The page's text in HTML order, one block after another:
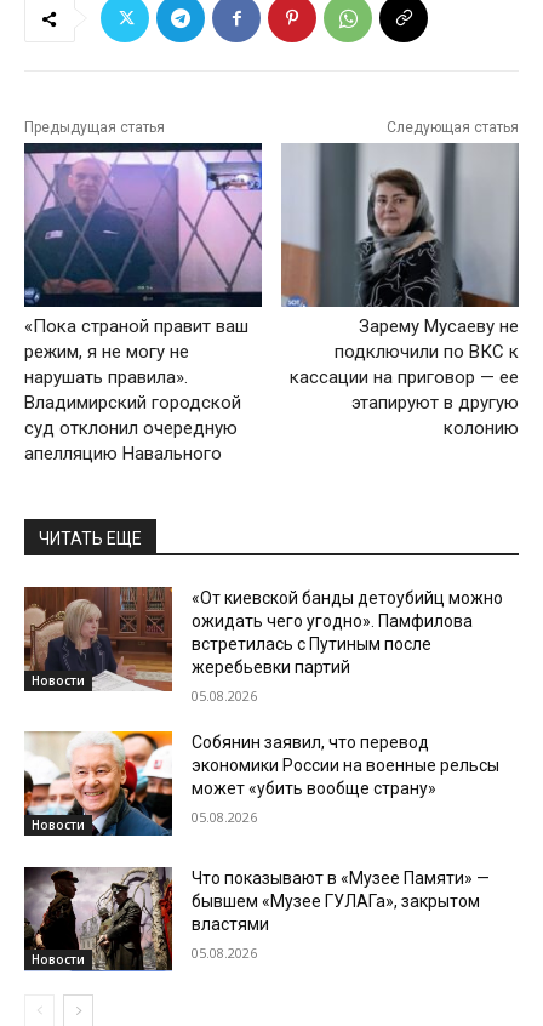
Предыдущая статья
«Пока страной правит ваш
режим, я не могу не
нарушать правила».
Владимирский городской
суд отклонил очередную
апелляцию Навального
Следующая статья
Зарему Мусаеву не
подключили по ВКС к
кассации на приговор — ее
этапируют в другую
колонию
ЧИТАТЬ ЕЩЕ
Новости
«От киевской банды детоубийц можно
ожидать чего угодно». Памфилова
встретилась с Путиным после
жеребьевки партий
05.08.2026
Новости
Собянин заявил, что перевод
экономики России на военные рельсы
может «убить вообще страну»
05.08.2026
Новости
Что показывают в «Музее Памяти» —
бывшем «Музее ГУЛАГа», закрытом
властями
05.08.2026